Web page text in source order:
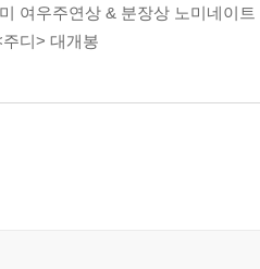
여우주연상 & 분장상 노미네이트
디> 대개봉